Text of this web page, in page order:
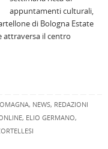
appuntamenti culturali,
di Bologna Estate
attraversa il centro
, NEWS, REDAZIONI
, ELIO GERMANO,